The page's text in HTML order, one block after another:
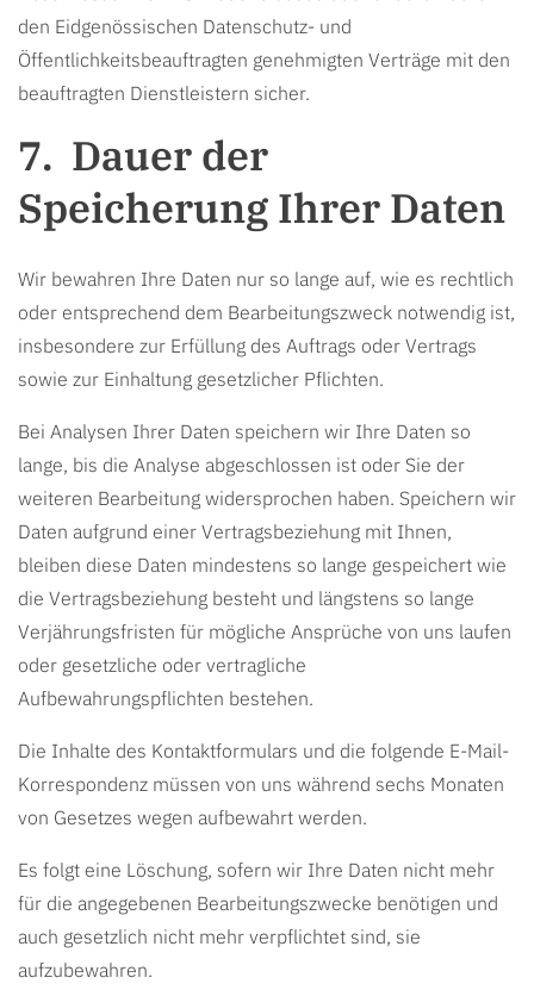
den Eidgenössischen Datenschutz- und
Öffentlichkeitsbeauftragten genehmigten Verträge mit den
beauftragten Dienstleistern sicher.
Dauer der
Speicherung Ihrer Daten
Wir bewahren Ihre Daten nur so lange auf, wie es rechtlich
oder entsprechend dem Bearbeitungszweck notwendig ist,
insbesondere zur Erfüllung des Auftrags oder Vertrags
sowie zur Einhaltung gesetzlicher Pflichten.
Bei Analysen Ihrer Daten speichern wir Ihre Daten so
lange, bis die Analyse abgeschlossen ist oder Sie der
weiteren Bearbeitung widersprochen haben. Speichern wir
Daten aufgrund einer Vertragsbeziehung mit Ihnen,
bleiben diese Daten mindestens so lange gespeichert wie
die Vertragsbeziehung besteht und längstens so lange
Verjährungsfristen für mögliche Ansprüche von uns laufen
oder gesetzliche oder vertragliche
Aufbewahrungspflichten bestehen.
Die Inhalte des Kontaktformulars und die folgende E-Mail-
Korrespondenz müssen von uns während sechs Monaten
von Gesetzes wegen aufbewahrt werden.
Es folgt eine Löschung, sofern wir Ihre Daten nicht mehr
für die angegebenen Bearbeitungszwecke benötigen und
auch gesetzlich nicht mehr verpflichtet sind, sie
aufzubewahren.